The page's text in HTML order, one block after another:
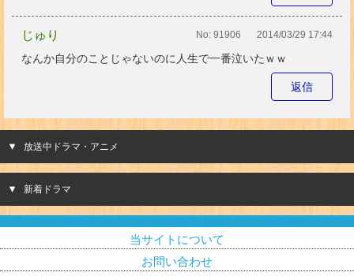
じゅり No: 91906 2014/03/29 17:44
なんか自分のことじゃないのに人生で一番泣いたｗｗ
返信
放送中ドラマ・アニメ
新着ドラマ
当サイトについて
お問い合わせ